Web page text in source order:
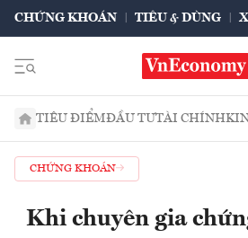
CHỨNG KHOÁN TIÊU & DÙNG
TIÊU ĐIỂMĐẦU TƯTÀI CHÍNH
CHỨNG KHOÁN
Khi chuyên gia